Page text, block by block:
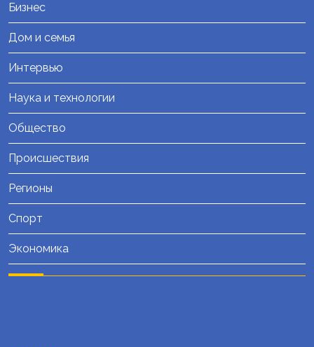
Бизнес
Дом и семья
Интервью
Наука и технологии
Общество
Происшествия
Регионы
Спорт
Экономика